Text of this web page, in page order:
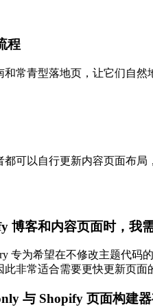
程
和常青型落地页，让它们自
可以自行更新内容页面布
博客和内容页面时，我
专为希望在不修改主题代
非常适合需要更快更新页
与 Shopify 页面构建